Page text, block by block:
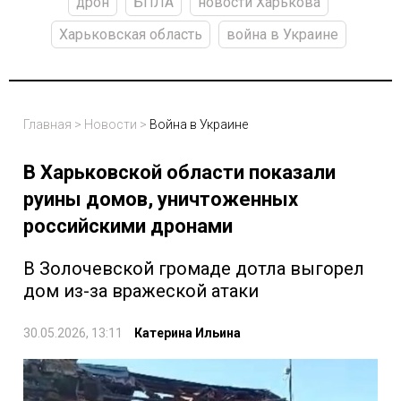
Харьковская область
война в Украине
Главная > Новости > Война в Украине
В Харьковской области показали
руины домов, уничтоженных
российскими дронами
В Золочевской громаде дотла выгорел
дом из-за вражеской атаки
30.05.2026, 13:11 Катерина Ильина